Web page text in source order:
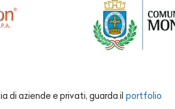
di aziende e privati, guarda il portfolio